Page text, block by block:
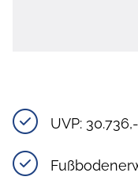
UVP: